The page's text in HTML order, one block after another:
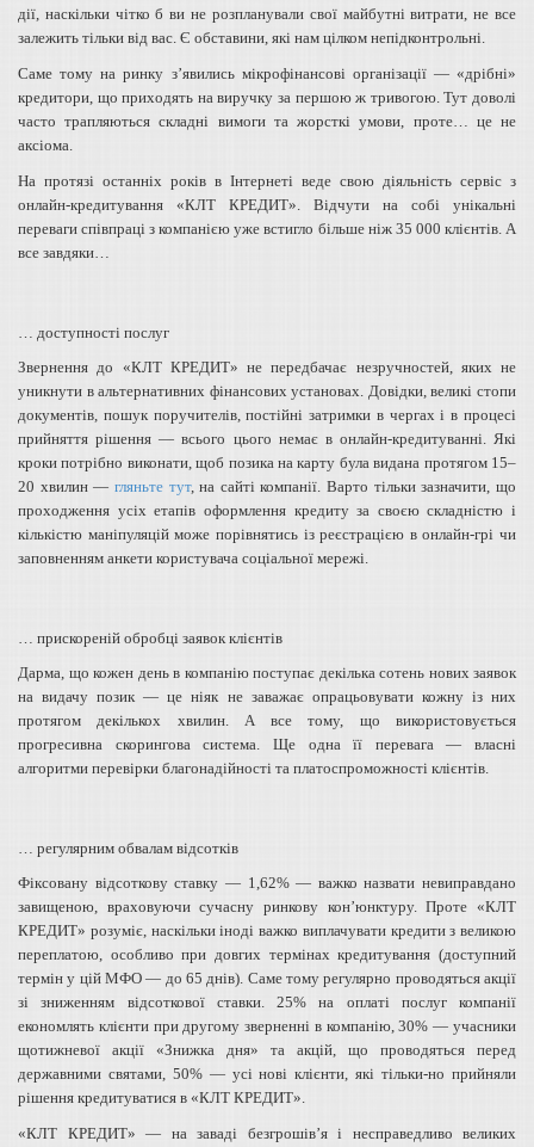
дії, наскільки чітко б ви не розпланували свої майбутні витрати, не все
залежить тільки від вас. Є обставини, які нам цілком непідконтрольні.
Саме тому на ринку з’явились мікрофінансові організації — «дрібні»
кредитори, що приходять на виручку за першою ж тривогою. Тут доволі
часто трапляються складні вимоги та жорсткі умови, проте… це не
аксіома.
На протязі останніх років в Інтернеті веде свою діяльність сервіс з
онлайн-кредитування «КЛТ КРЕДИТ». Відчути на собі унікальні
переваги співпраці з компанією уже встигло більше ніж 35 000 клієнтів. А
все завдяки…
… доступності послуг
Звернення до «КЛТ КРЕДИТ» не передбачає незручностей, яких не
уникнути в альтернативних фінансових установах. Довідки, великі стопи
документів, пошук поручителів, постійні затримки в чергах і в процесі
прийняття рішення — всього цього немає в онлайн-кредитуванні. Які
кроки потрібно виконати, щоб позика на карту була видана протягом 15–
20 хвилин — гляньте тут, на сайті компанії. Варто тільки зазначити, що
проходження усіх етапів оформлення кредиту за своєю складністю і
кількістю маніпуляцій може порівнятись із реєстрацією в онлайн-грі чи
заповненням анкети користувача соціальної мережі.
… прискореній обробці заявок клієнтів
Дарма, що кожен день в компанію поступає декілька сотень нових заявок
на видачу позик — це ніяк не заважає опрацьовувати кожну із них
протягом декількох хвилин. А все тому, що використовується
прогресивна скорингова система. Ще одна її перевага — власні
алгоритми перевірки благонадійності та платоспроможності клієнтів.
… регулярним обвалам відсотків
Фіксовану відсоткову ставку — 1,62% — важко назвати невиправдано
завищеною, враховуючи сучасну ринкову кон’юнктуру. Проте «КЛТ
КРЕДИТ» розуміє, наскільки іноді важко виплачувати кредити з великою
переплатою, особливо при довгих термінах кредитування (доступний
термін у цій МФО — до 65 днів). Саме тому регулярно проводяться акції
зі зниженням відсоткової ставки. 25% на оплаті послуг компанії
економлять клієнти при другому зверненні в компанію, 30% — учасники
щотижневої акції «Знижка дня» та акцій, що проводяться перед
державними святами, 50% — усі нові клієнти, які тільки-но прийняли
рішення кредитуватися в «КЛТ КРЕДИТ».
«КЛТ КРЕДИТ» — на заваді безгрошів’я і несправедливо великих